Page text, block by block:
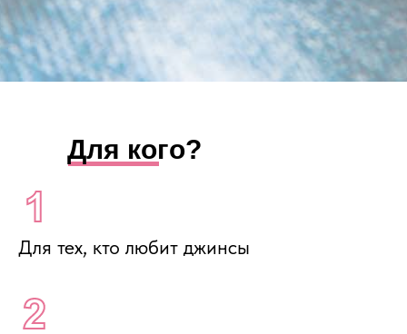
Для кого?
Для тех, кто любит джинсы